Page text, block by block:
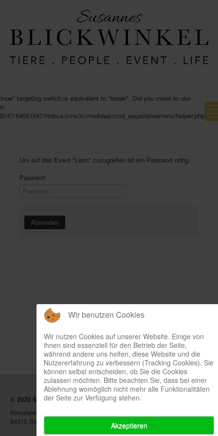
targeting switch is equivalent to "break". Did you mean to use
47/54051547/htdocs/cms3x/modules/mod_responsivemenu/helper.php
Um auf das Event "Leon" zuzugreifen ist ein Passwort nötig.
Passwort
© 2020 Susanne Neudecker
Kreuzbreite 10c
94315 Straubing
Wir benutzen Cookies
Wir nutzen Cookies auf unserer Website. Einige von
ihnen sind essenziell für den Betrieb der Seite,
während andere uns helfen, diese Website und die
Nutzererfahrung zu verbessern (Tracking Cookies). Sie
können selbst entscheiden, ob Sie die Cookies
zulassen möchten. Bitte beachten Sie, dass bei einer
Ablehnung womöglich nicht mehr alle Funktionalitäten
der Seite zur Verfügung stehen.
Akzeptieren